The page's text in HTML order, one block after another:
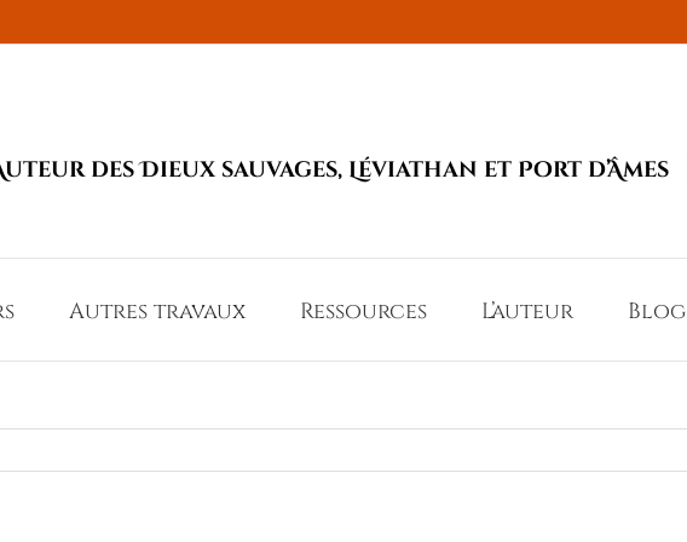
des Dieux sauvages, Léviathan et Port d’Âmes
Autres travaux Ressources L’auteur Blog